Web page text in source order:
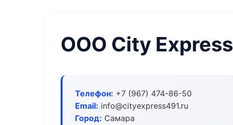
ООО City Express
Телефон: +7 (967) 474-86-50
Email: info@cityexpress491.ru
Город: Самара